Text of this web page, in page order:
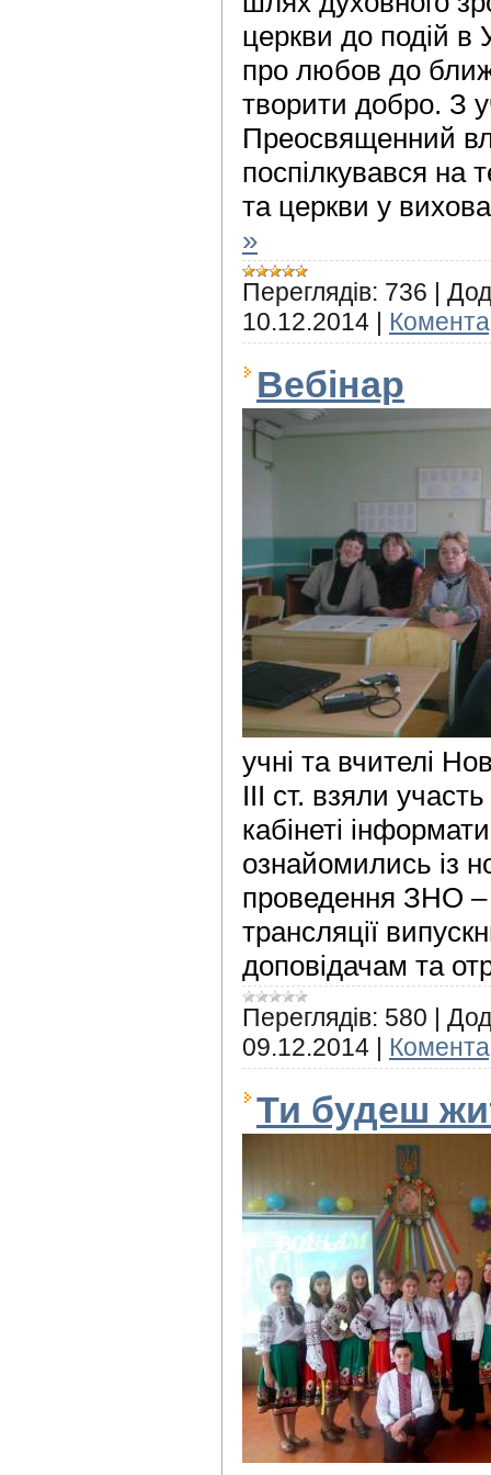
церкви до подій в
про любов до
творити добро. З
Преосвященний
поспілкувався на
та церкви у
»
Переглядів: 736 |
10.12.2014 |
Вебінар
учні та вчителі
ІІІ ст. взяли
кабінеті
ознайомились із
проведення ЗНО –
трансляції
доповідачам та
Переглядів: 580 |
09.12.2014 |
Ти будеш